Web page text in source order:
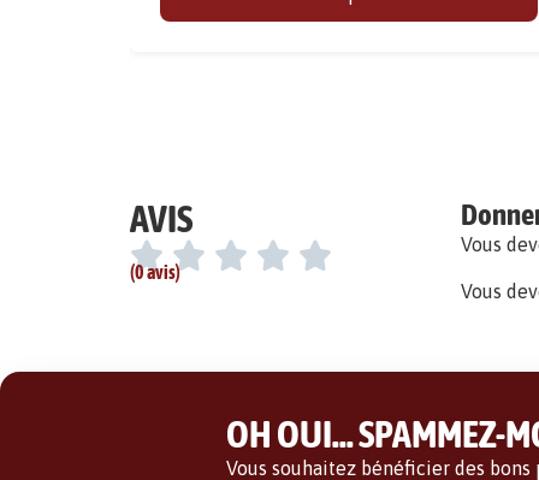
AVIS
(0 avis)
Vous
Vous
OH OUI... SPAMMEZ-
Vous souhaitez bénéficier des bons